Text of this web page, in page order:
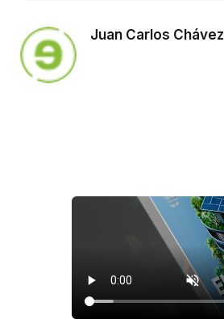
Juan Carlos Chávez